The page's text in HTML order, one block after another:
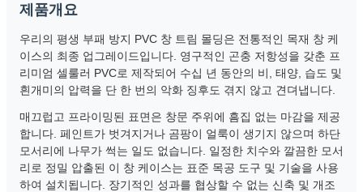
제품개요
우리의 평생 부패 방지 PVC 창 트림 몰딩은 전통적인 목재 창 케
이스의 최종 업그레이드입니다. 영구적인 곤충 저항성을 갖춘 프
리미엄 셀룰러 PVC로 제작되어 수십 년 동안의 비, 태양, 습도 및
흰개미의 압력을 단 한 번의 악화 징후도 겪지 않고 견뎌냅니다.
매끄럽고 프라이밍된 표면은 창문 주위에 흠집 없는 마감을 제공
합니다. 페인트가 벗겨지거나 곰팡이 얼룩이 생기지 않으며 하단
모서리에 나무가 썩는 일도 없습니다. 일정한 치수와 깔끔한 모서
리로 정밀 압출된 이 창 케이스는 표준 목공 도구 및 기술을 사용
하여 설치됩니다. 장기적인 성과를 협상할 수 없는 신축 및 개조